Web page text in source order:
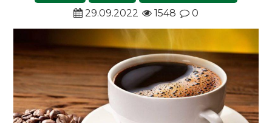
29.09.2022
1548 0